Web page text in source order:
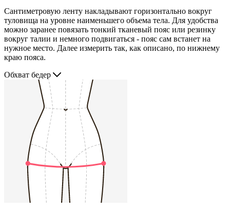
Сантиметровую ленту накладывают горизонтально вокруг
туловища на уровне наименьшего объема тела. Для удобства
можно заранее повязать тонкий тканевый пояс или резинку
вокруг талии и немного подвигаться - пояс сам встанет на
нужное место. Далее измерить так, как описано, по нижнему
краю пояса.
Обхват бедер